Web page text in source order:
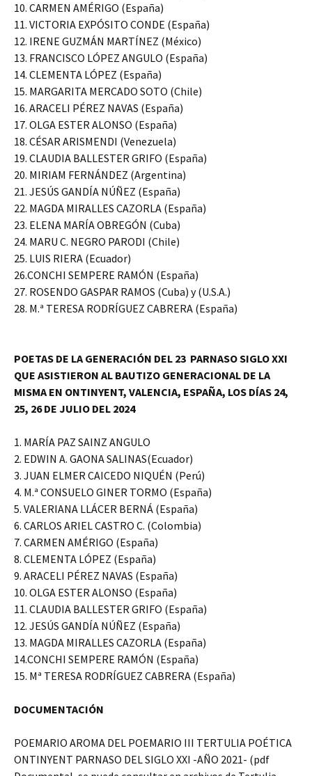
10. CARMEN AMÉRIGO (España)
11. VICTORIA EXPÓSITO CONDE (España)
12. IRENE GUZMÁN MARTÍNEZ (México)
13. FRANCISCO LÓPEZ ANGULO (España)
14. CLEMENTA LÓPEZ (España)
15. MARGARITA MERCADO SOTO (Chile)
16. ARACELI PÉREZ NAVAS (España)
17. OLGA ESTER ALONSO (España)
18. CÉSAR ARISMENDI (Venezuela)
19. CLAUDIA BALLESTER GRIFO (España)
20. MIRIAM FERNÁNDEZ (Argentina)
21. JESÚS GANDÍA NÚÑEZ (España)
22. MAGDA MIRALLES CAZORLA (España)
23. ELENA MARÍA OBREGÓN (Cuba)
24. MARU C. NEGRO PARODI (Chile)
25. LUIS RIERA (Ecuador)
26.CONCHI SEMPERE RAMÓN (España)
27. ROSENDO GASPAR RAMOS (Cuba) y (U.S.A.)
28. M.ª TERESA RODRÍGUEZ CABRERA (España)
POETAS DE LA GENERACIÓN DEL 23 PARNASO SIGLO XXI
QUE ASISTIERON AL BAUTIZO GENERACIONAL DE LA
MISMA EN ONTINYENT, VALENCIA, ESPAÑA, LOS DÍAS 24,
25, 26 DE JULIO DEL 2024
1. MARÍA PAZ SAINZ ANGULO
2. EDWIN A. GAONA SALINAS(Ecuador)
3. JUAN ELMER CAICEDO NIQUÉN (Perú)
4. M.ª CONSUELO GINER TORMO (España)
5. VALERIANA LLÁCER BERNÁ (España)
6. CARLOS ARIEL CASTRO C. (Colombia)
7. CARMEN AMÉRIGO (España)
8. CLEMENTA LÓPEZ (España)
9. ARACELI PÉREZ NAVAS (España)
10. OLGA ESTER ALONSO (España)
11. CLAUDIA BALLESTER GRIFO (España)
12. JESÚS GANDÍA NÚÑEZ (España)
13. MAGDA MIRALLES CAZORLA (España)
14.CONCHI SEMPERE RAMÓN (España)
15. Mª TERESA RODRÍGUEZ CABRERA (España)
DOCUMENTACIÓN
POEMARIO AROMA DEL POEMARIO III TERTULIA POÉTICA
ONTINYENT PARNASO DEL SIGLO XXI -AÑO 2021- (pdf